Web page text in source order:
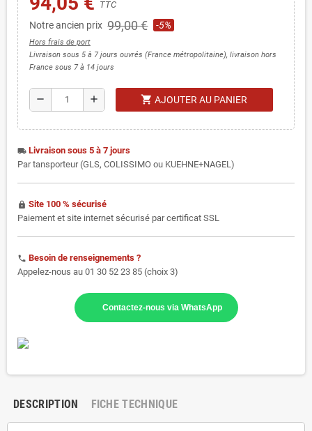
TTC
Notre ancien prix 99,00 € -5%
Hors frais de port
Livraison sous 5 à 7 jours ouvrés (France métropolitaine), livraison hors
France sous 7 à 14 jours
remove add shopping_cart AJOUTER AU PANIER
local_shipping Livraison sous 5 à 7 jours
Par tansporteur (GLS, COLISSIMO ou KUEHNE+NAGEL)
https Site 100 % sécurisé
Paiement et site internet sécurisé par certificat SSL
phone Besoin de renseignements ?
Appelez-nous au 01 30 52 23 85 (choix 3)
Contactez-nous via WhatsApp
DESCRIPTION FICHE TECHNIQUE